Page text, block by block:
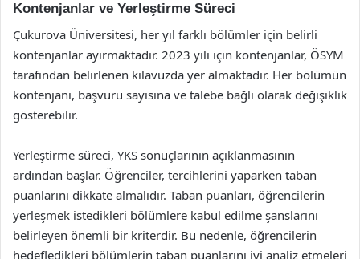
Kontenjanlar ve Yerleştirme Süreci
Çukurova Üniversitesi, her yıl farklı bölümler için belirli
kontenjanlar ayırmaktadır. 2023 yılı için kontenjanlar, ÖSYM
tarafından belirlenen kılavuzda yer almaktadır. Her bölümün
kontenjanı, başvuru sayısına ve talebe bağlı olarak değişiklik
gösterebilir.
Yerleştirme süreci, YKS sonuçlarının açıklanmasının
ardından başlar. Öğrenciler, tercihlerini yaparken taban
puanlarını dikkate almalıdır. Taban puanları, öğrencilerin
yerleşmek istedikleri bölümlere kabul edilme şanslarını
belirleyen önemli bir kriterdir. Bu nedenle, öğrencilerin
hedefledikleri bölümlerin taban puanlarını iyi analiz etmeleri